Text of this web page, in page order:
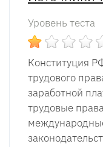
Уровень теста
Конституция
трудового
заработной
трудовые